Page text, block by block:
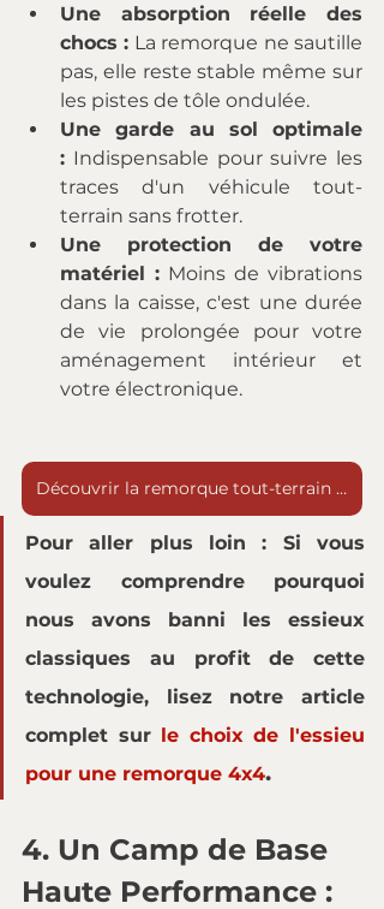
Une absorption réelle des
chocs : La remorque ne sautille
pas, elle reste stable même sur
les pistes de tôle ondulée.
Une garde au sol optimale
: Indispensable pour suivre les
traces d'un véhicule tout-
terrain sans frotter.
Une protection de votre
matériel : Moins de vibrations
dans la caisse, c'est une durée
de vie prolongée pour votre
aménagement intérieur et
votre électronique.
Découvrir la remorque tout-terrain M20
Pour aller plus loin : Si vous
voulez comprendre pourquoi
nous avons banni les essieux
classiques au profit de cette
technologie, lisez notre article
complet sur le choix de l'essieu
pour une remorque 4x4.
4. Un Camp de Base
Haute Performance :